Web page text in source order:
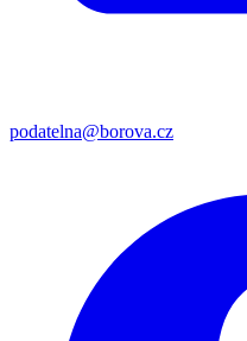
podatelna@borova.cz